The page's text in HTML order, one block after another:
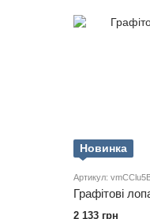
Новинка
Артикул:
Графітові
2 133 грн